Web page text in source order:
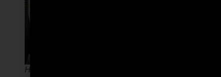
Hoje, é possível dirigir carro de corrida mesmo